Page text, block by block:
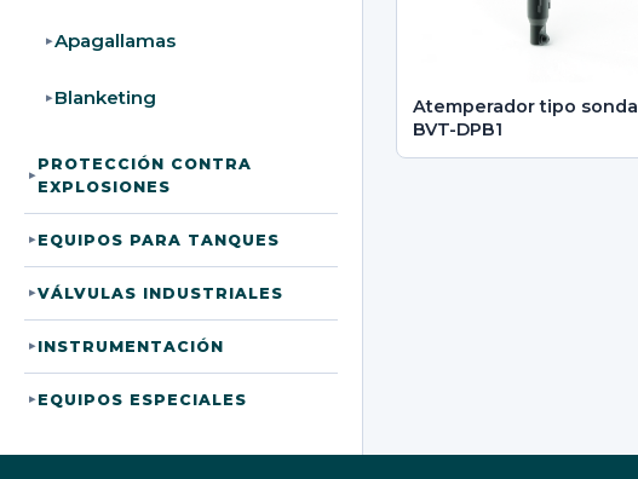
▸Apagallamas
▸ Blanketing
▸
PROTECCIÓN CONTRA
EXPLOSIONES
▸EQUIPOS PARA TANQUES
▸VÁLVULAS INDUSTRIALES
▸INSTRUMENTACIÓN
▸EQUIPOS ESPECIALES
Atemperador tipo sonda
BVT-DPB1